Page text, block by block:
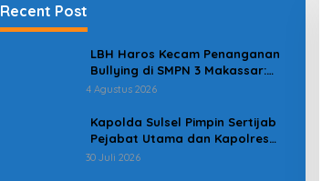
Recent Post
LBH Haros Kecam Penanganan
Bullying di SMPN 3 Makassar:
Korban Justru Dipaksa Pindah
4 Agustus 2026
Kapolda Sulsel Pimpin Sertijab
Pejabat Utama dan Kapolres
Jajaran Serta Lantik Karolog
30 Juli 2026